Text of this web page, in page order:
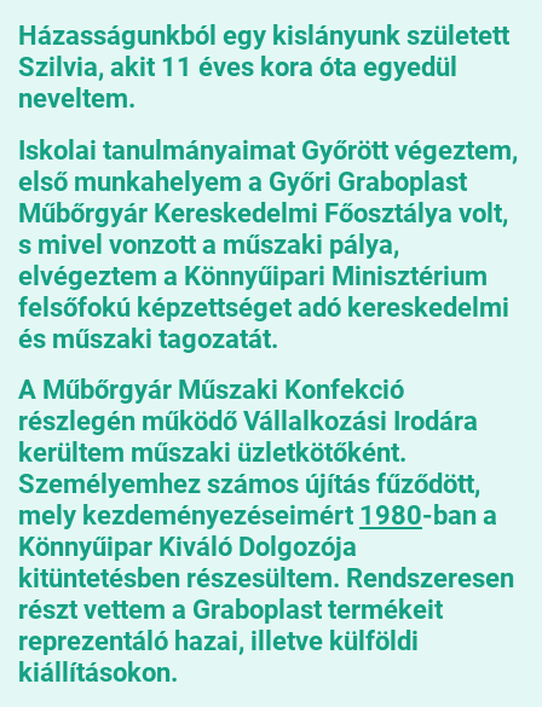
Házasságunkból egy kislányunk született
Szilvia, akit 11 éves kora óta egyedül
neveltem.
Iskolai tanulmányaimat Győrött végeztem,
első munkahelyem a Győri Graboplast
Műbőrgyár Kereskedelmi Főosztálya volt,
s mivel vonzott a műszaki pálya,
elvégeztem a Könnyűipari Minisztérium
felsőfokú képzettséget adó kereskedelmi
és műszaki tagozatát.
A Műbőrgyár Műszaki Konfekció
részlegén működő Vállalkozási Irodára
kerültem műszaki üzletkötőként.
Személyemhez számos újítás fűződött,
mely kezdeményezéseimért 1980-ban a
Könnyűipar Kiváló Dolgozója
kitüntetésben részesültem. Rendszeresen
részt vettem a Graboplast termékeit
reprezentáló hazai, illetve külföldi
kiállításokon.